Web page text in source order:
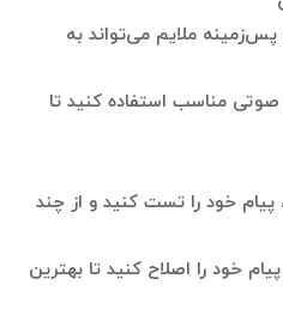
ملایم می‌تواند به
مناسب استفاده کنید تا
پیام خود را تست کنید و از چند
خود را اصلاح کنید تا بهترین